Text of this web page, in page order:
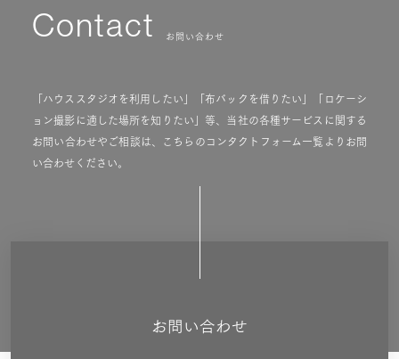
Contact お問い合わせ
「ハウススタジオを利用したい」「布バックを借りたい」「ロケーシ
ョン撮影に適した場所を知りたい」等、当社の各種サービスに関する
お問い合わせやご相談は、こちらのコンタクトフォーム一覧よりお問
い合わせください。
お問い合わせ